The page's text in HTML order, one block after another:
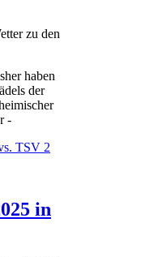
zu den
haben
der
-
TSV 2
in